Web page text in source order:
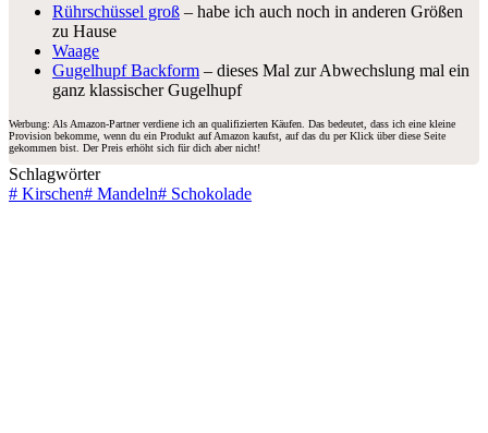
Rührschüssel groß – habe ich auch noch in anderen Größen
zu Hause
Waage
Gugelhupf Backform – dieses Mal zur Abwechslung mal ein
ganz klassischer Gugelhupf
Werbung: Als Amazon-Partner verdiene ich an qualifizierten Käufen. Das bedeutet, dass ich eine kleine
Provision bekomme, wenn du ein Produkt auf Amazon kaufst, auf das du per Klick über diese Seite
gekommen bist. Der Preis erhöht sich für dich aber nicht!
Schlagwörter
# Kirschen# Mandeln# Schokolade